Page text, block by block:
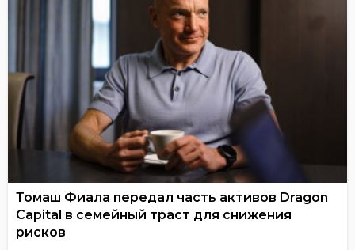
Томаш Фиала передал часть активов Dragon
Capital в семейный траст для снижения
рисков